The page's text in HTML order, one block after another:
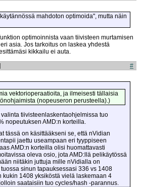
mahdoton optimoida", mutta näin
optimoinnista vaan tiivisteen murtamisen
asia. Jos tarkoitus on laskea yhdestä
kikkailu ei auta.
#
vektorioperaatioita, ja ilmeisesti tällaisia
(nopeuseron perusteella).)
valinta tiivisteenlaskentaohjelmissa tuo
nopeutuksen AMD:n korteilla.
tässä on käsittääkseni se, että nVidian
jaettu useampaan eri tyyppiseen
AMD:n korteilla olisi huomattavasti
oleva osio, jota AMD:llä pelikäytössä
niitäkin juttuja mille nVidialla on
sinun tapauksessasi 336 vs 1408
kukin 1408 yksiköstä vielä laskemaan 4
saataisiin tuo cycles/hash -parannus.